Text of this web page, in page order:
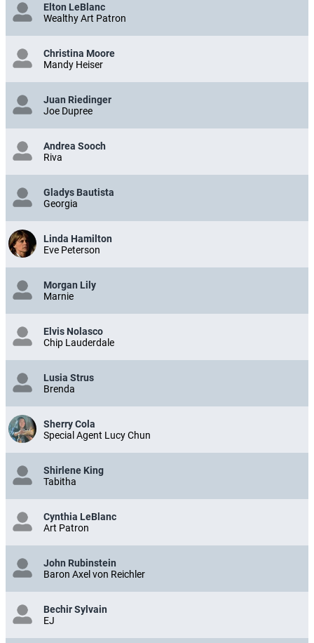
Elton LeBlanc
Wealthy Art Patron
Christina Moore
Mandy Heiser
Juan Riedinger
Joe Dupree
Andrea Sooch
Riva
Gladys Bautista
Georgia
Linda Hamilton
Eve Peterson
Morgan Lily
Marnie
Elvis Nolasco
Chip Lauderdale
Lusia Strus
Brenda
Sherry Cola
Special Agent Lucy Chun
Shirlene King
Tabitha
Cynthia LeBlanc
Art Patron
John Rubinstein
Baron Axel von Reichler
Bechir Sylvain
EJ